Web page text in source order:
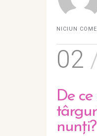
NICIUN
02
De
nunți?